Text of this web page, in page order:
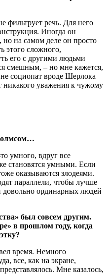
фильтрует речь. Для него
Иногда он
на самом деле он просто
этого сложного,
его с другими людьми
смешным, – но мне кажется,
социопат вроде Шерлока
уважения к чужому
умного, вдруг все
становятся умными. Если
оказываются злодеями.
параллели, чтобы лучше
довольно ординарных людей
был совсем другим.
в прошлом году, когда
время. Немного
все, как на экране,
Мне казалось,